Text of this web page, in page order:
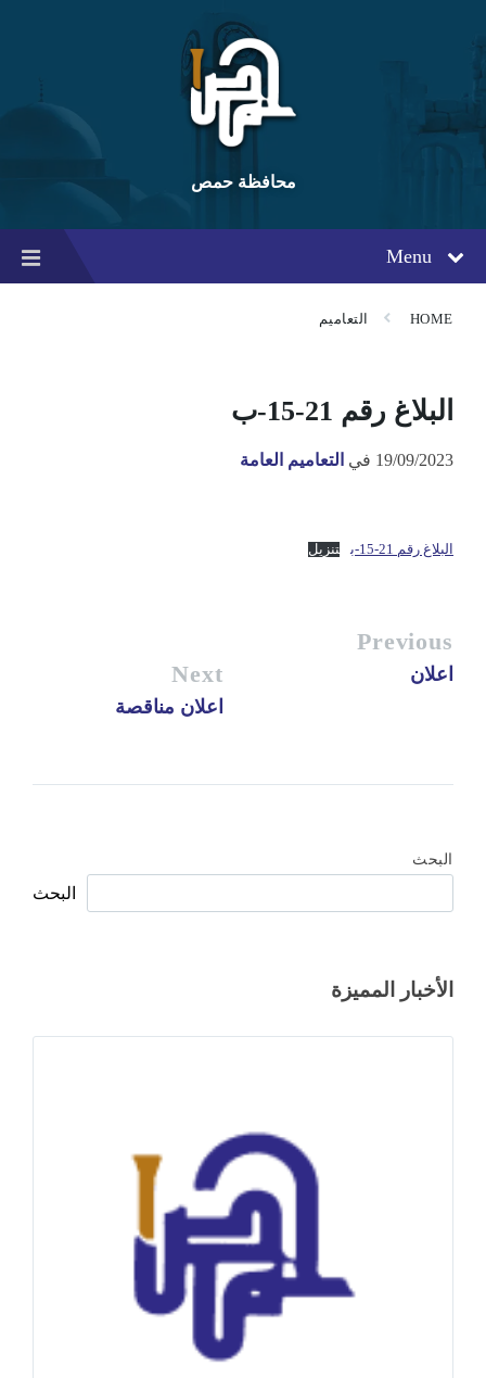
content
main
navigation
footer
محافظة حمص
Menu
HOME التعاميم
البلاغ رقم 21-15-ب
19/09/2023 في التعاميم العامة
البلاغ رقم 21-15-ب تنزيل
Previous
اعلان Next
اعلان مناقصة
البحث
البحث
الأخبار المميزة